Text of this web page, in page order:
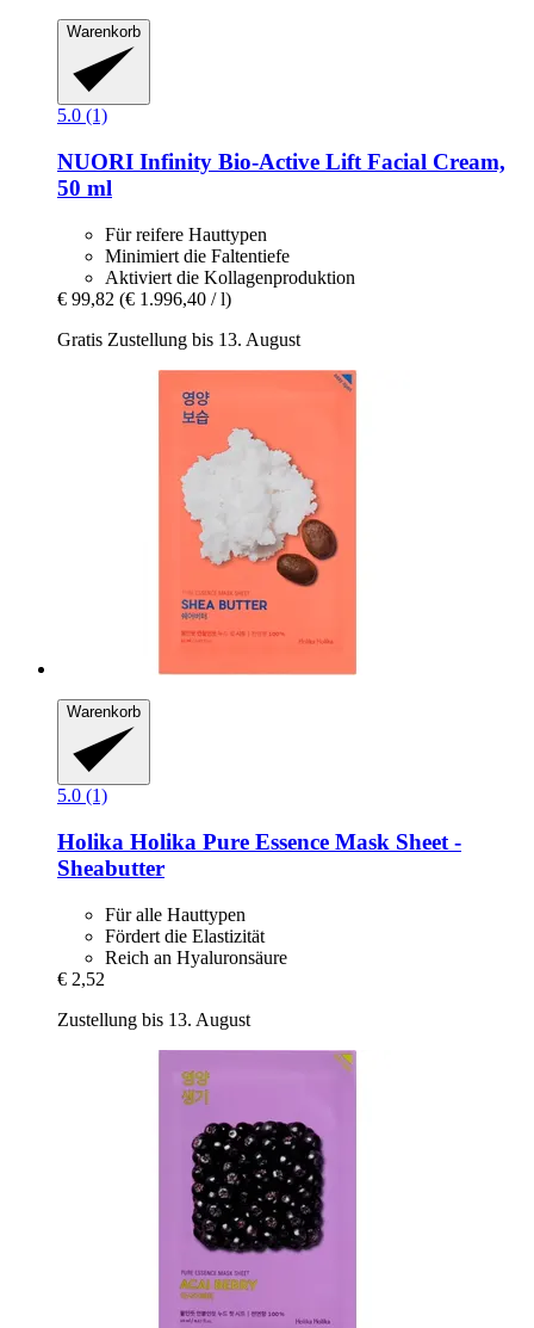
Warenkorb
5.0 (1)
NUORI Infinity Bio-​Active Lift Facial Cream,
50 ml
Für reifere Hauttypen
Minimiert die Faltentiefe
Aktiviert die Kollagenproduktion
€ 99,82 (€ 1.996,40 / l)
Gratis Zustellung bis 13. August
Warenkorb
5.0 (1)
Holika Holika Pure Essence Mask Sheet -​
Sheabutter
Für alle Hauttypen
Fördert die Elastizität
Reich an Hyaluronsäure
€ 2,52
Zustellung bis 13. August